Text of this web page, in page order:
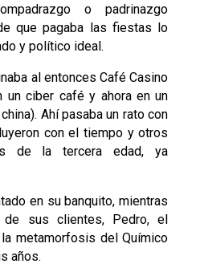
o padrinazgo
que pagaba las fiestas lo
y político ideal.
al entonces Café Casino
un ciber café y ahora en un
Ahí pasaba un rato con
con el tiempo y otros
de la tercera edad, ya
en su banquito, mientras
de sus clientes, Pedro, el
metamorfosis del Químico
años.